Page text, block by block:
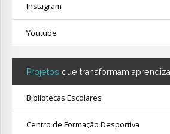
Instagram
Youtube
Projetos que transformam
Bibliotecas Escolares
Centro de Formação Desportiva